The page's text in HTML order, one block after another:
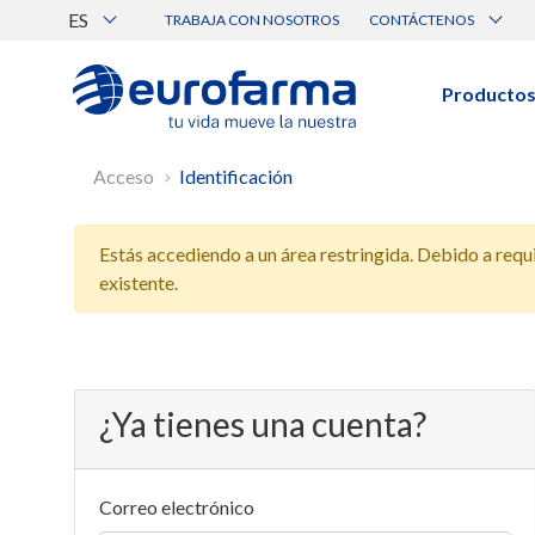
ES TRABAJA CON NOSOTROS CONTÁCTENOS
Canal de Ética Eurofarma
Productos
Acceso Identificación
Estás accediendo a un área restringida. Debido a
existente.
¿Ya tienes una cuenta?
Correo electrónico